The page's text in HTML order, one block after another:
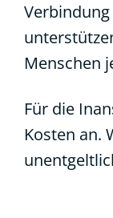
Menschen
Für die
Kosten an.